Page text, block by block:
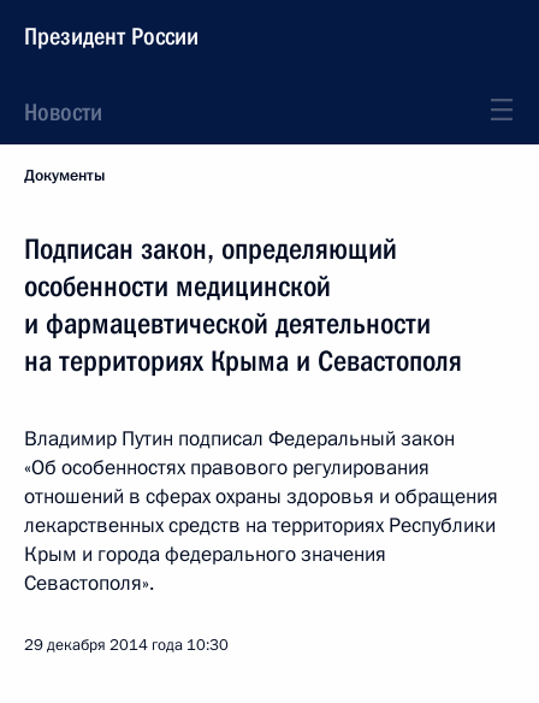
Президент России
Новости
Документы
Подписан закон, определяющий
особенности медицинской
и фармацевтической деятельности
на территориях Крыма и Севастополя
Владимир Путин подписал Федеральный закон
«Об особенностях правового регулирования
отношений в сферах охраны здоровья и обращения
лекарственных средств на территориях Республики
Крым и города федерального значения
Севастополя».
29 декабря 2014 года 10:30